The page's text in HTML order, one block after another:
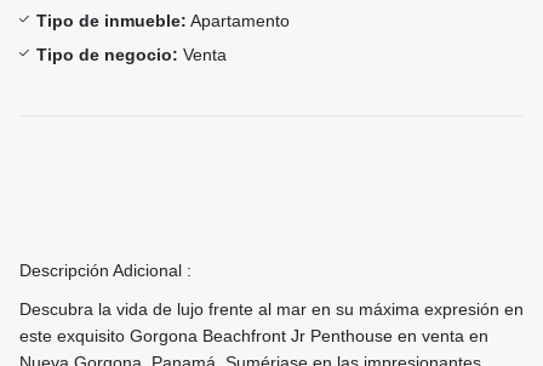
Tipo de inmueble: Apartamento
Tipo de negocio: Venta
Descripción Adicional :
Descubra la vida de lujo frente al mar en su máxima expresión en
este exquisito Gorgona Beachfront Jr Penthouse en venta en